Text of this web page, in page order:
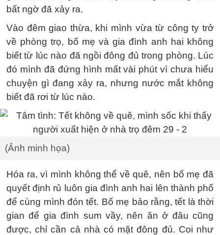
bất ngờ đã xảy ra.
Vào đêm giao thừa, khi mình vừa từ công ty trở
về phòng trọ, bố mẹ và gia đình anh hai không
biết từ lúc nào đã ngồi đông đủ trong phòng. Lúc
đó mình đã đứng hình mất vài phút vì chưa hiểu
chuyện gì đang xảy ra, nhưng nước mắt không
biết đã rơi từ lúc nào.
(Ảnh minh họa)
Hóa ra, vì mình không thể về quê, nên bố mẹ đã
quyết định rủ luôn gia đình anh hai lên thành phố
để cùng mình đón tết. Bố mẹ bảo rằng, tết là thời
gian để gia đình sum vầy, nên ăn ở đâu cũng
được, chỉ cần cả nhà có mặt đông đủ. Coi như